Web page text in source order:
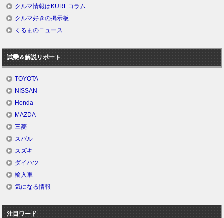
クルマ情報はKUREコラム
クルマ好きの掲示板
くるまのニュース
試乗＆解説リポート
TOYOTA
NISSAN
Honda
MAZDA
三菱
スバル
スズキ
ダイハツ
輸入車
気になる情報
注目ワード